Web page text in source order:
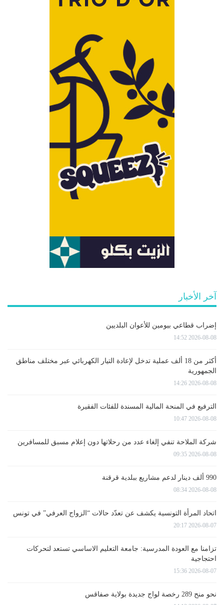
آخر الأخبار
إضراب قطاعي بيومين للأعوان البلديين
2026-08-08 14:52
أكثر من 18 ألف عملية تدخل لإعادة التيار الكهربائي عبر مختلف مناطق
الجمهورية
2026-08-08 14:26
الترفيع في المنحة المالية المسندة للفئات الفقيرة
2026-08-08 10:47
شركة الملاحة تنفي إلغاء عدد من رحلاتها دون إعلام مسبق للمسافرين
2026-08-08 09:35
990 ألف دينار لدعم مشاريع ببلدية قرقنة
2026-08-08 08:34
اتحاد المرأة التونسية يكشف عن تعدّد حالات “الزواج العرفي” في تونس
2026-08-07 20:17
تزامنا مع العودة المدرسية: جامعة التعليم الاساسي تستعد لتحركات
احتجاجية
2026-08-07 15:36
نحو منح 289 رخصة لواج جديدة بولاية صفاقس